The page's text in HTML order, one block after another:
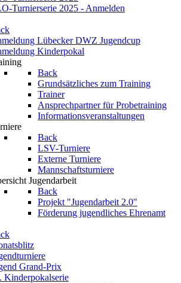
Turnierserie 2025 - Anmelden
Lübecker DWZ Jugendcup
Kinderpokal
Back
Grundsätzliches zum Training
Trainer
Ansprechpartner für Probetraining
Informationsveranstaltungen
Back
LSV-Turniere
Externe Turniere
Mannschaftsturniere
Jugendarbeit
Back
Projekt "Jugendarbeit 2.0"
Förderung jugendliches Ehrenamt
Grand-Prix
Kinderpokalserie